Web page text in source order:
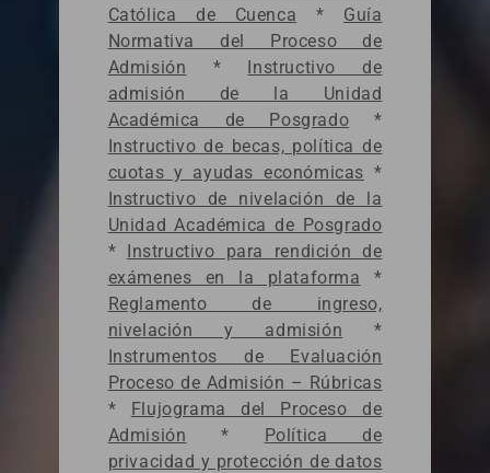
Católica de Cuenca * Guía
Normativa del Proceso de
Admisión * Instructivo de
admisión de la Unidad
Académica de Posgrado *
Instructivo de becas, política de
cuotas y ayudas económicas *
Instructivo de nivelación de la
Unidad Académica de Posgrado
* Instructivo para rendición de
exámenes en la plataforma *
Reglamento de ingreso,
nivelación y admisión *
Instrumentos de Evaluación
Proceso de Admisión – Rúbricas
* Flujograma del Proceso de
Admisión * Política de
privacidad y protección de datos